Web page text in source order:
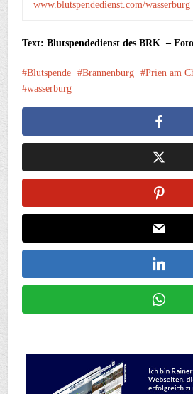
www.blutspendedienst.com/wasserburg
Text: Blutspendedienst des BRK –
Blutspende Brannenburg Prien am
wasserburg